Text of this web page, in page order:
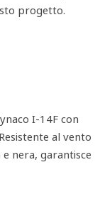
progetto.
I-14F con
al vento
nera, garantisce